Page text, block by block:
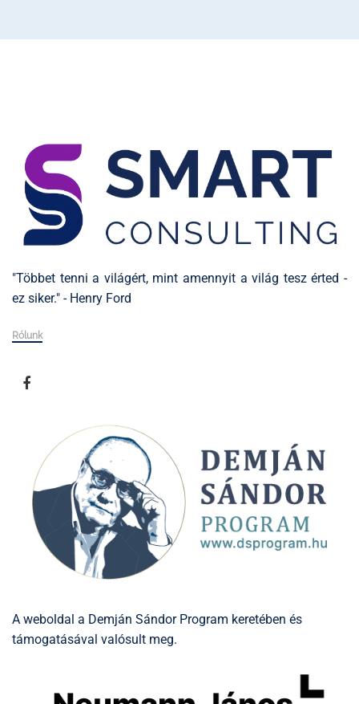
"Többet tenni a világért, mint amennyit a világ tesz érted -
ez siker." - Henry Ford
Rólunk
A weboldal a Demján Sándor Program keretében és
támogatásával valósult meg.